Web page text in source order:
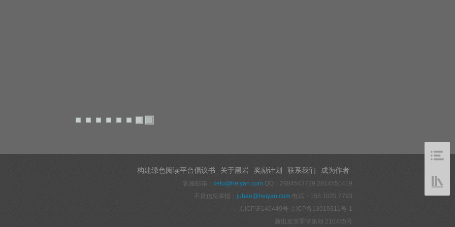
构建绿色阅读平台倡议书 关于黑岩 奖励计划 联系我们 成为作者
客服邮箱： kefu@heiyan.com QQ：2984543729 2814551419
不良信息举报： jubao@heiyan.com 电话：158 1029 7793
京ICP证140449号 京ICP备13019311号-1
新出发京零字第朝 210455号